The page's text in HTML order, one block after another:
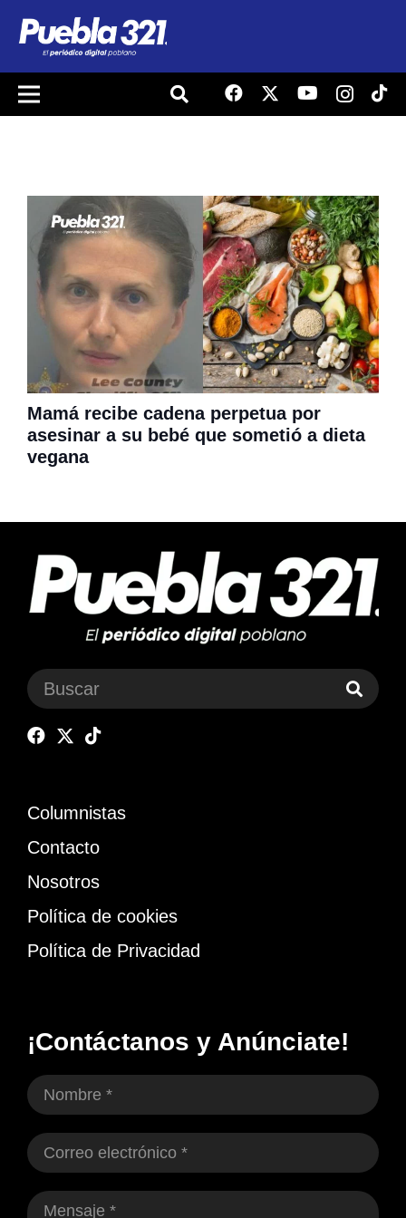
Mamá recibe cadena perpetua por
asesinar a su bebé que sometió a dieta
vegana
Columnistas
Contacto
Nosotros
Política de cookies
Política de Privacidad
¡Contáctanos y Anúnciate!